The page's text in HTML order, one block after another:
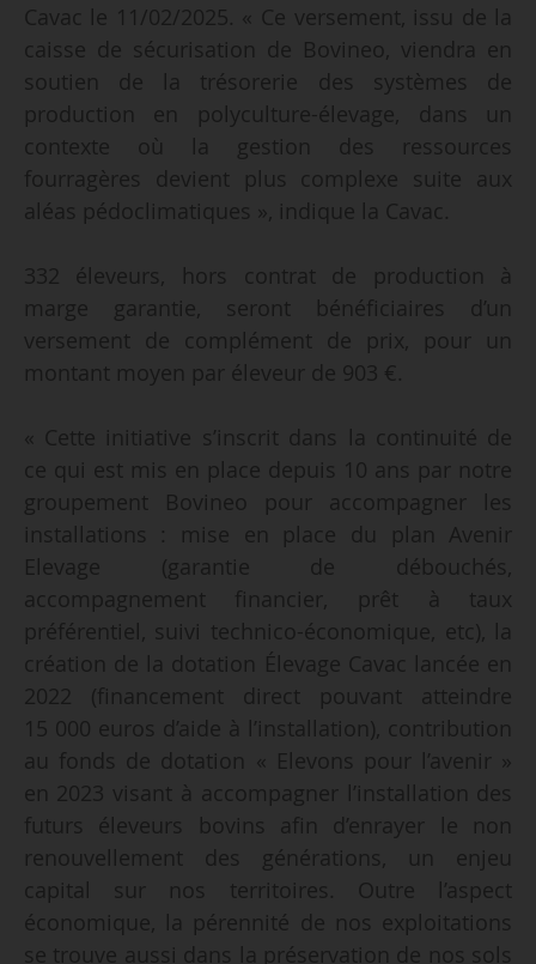
Cavac le 11/02/2025. « Ce versement, issu de la
caisse de sécurisation de Bovineo, viendra en
soutien de la trésorerie des systèmes de
production en polyculture-élevage, dans un
contexte où la gestion des ressources
fourragères devient plus complexe suite aux
aléas pédoclimatiques », indique la Cavac.
332 éleveurs, hors contrat de production à
marge garantie, seront bénéficiaires d’un
versement de complément de prix, pour un
montant moyen par éleveur de 903 €.
« Cette initiative s’inscrit dans la continuité de
ce qui est mis en place depuis 10 ans par notre
groupement Bovineo pour accompagner les
installations : mise en place du plan Avenir
Elevage (garantie de débouchés,
accompagnement financier, prêt à taux
préférentiel, suivi technico-économique, etc), la
création de la dotation Élevage Cavac lancée en
2022 (financement direct pouvant atteindre
15 000 euros d’aide à l’installation), contribution
au fonds de dotation « Elevons pour l’avenir »
en 2023 visant à accompagner l’installation des
futurs éleveurs bovins afin d’enrayer le non
renouvellement des générations, un enjeu
capital sur nos territoires. Outre l’aspect
économique, la pérennité de nos exploitations
se trouve aussi dans la préservation de nos sols